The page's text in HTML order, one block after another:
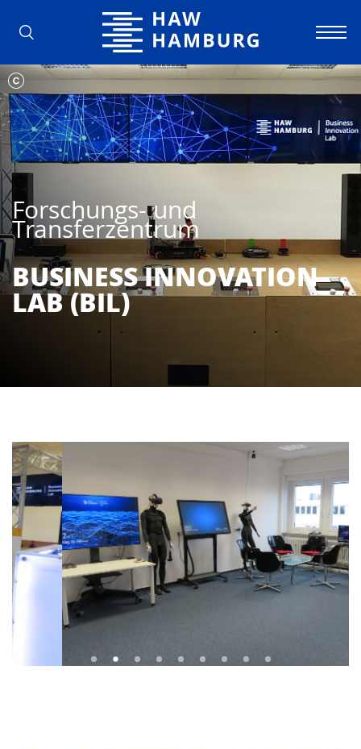
Hochschule für Angewandte
Forschungs- und
Transferzentrum
BUSI­NESS INNOVATION
LAB (BIL)